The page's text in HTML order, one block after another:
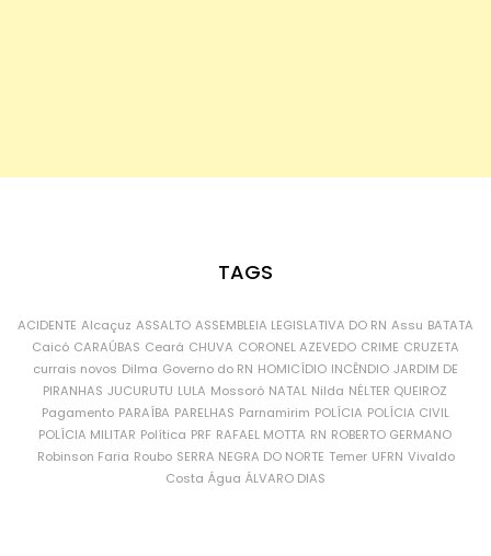
TAGS
ACIDENTE Alcaçuz ASSALTO ASSEMBLEIA LEGISLATIVA DO RN Assu BATATA
Caicó CARAÚBAS Ceará CHUVA CORONEL AZEVEDO CRIME CRUZETA
currais novos Dilma Governo do RN HOMICÍDIO INCÊNDIO JARDIM DE
PIRANHAS JUCURUTU LULA Mossoró NATAL Nilda NÉLTER QUEIROZ
Pagamento PARAÍBA PARELHAS Parnamirim POLÍCIA POLÍCIA CIVIL
POLÍCIA MILITAR Política PRF RAFAEL MOTTA RN ROBERTO GERMANO
Robinson Faria Roubo SERRA NEGRA DO NORTE Temer UFRN Vivaldo
Costa Água ÁLVARO DIAS